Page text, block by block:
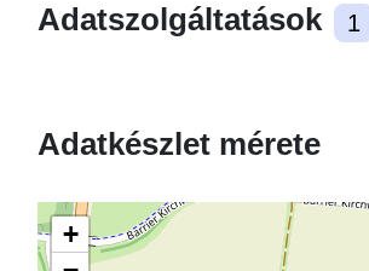
Adatszolgáltatások 1
Adatkészlet mérete
+